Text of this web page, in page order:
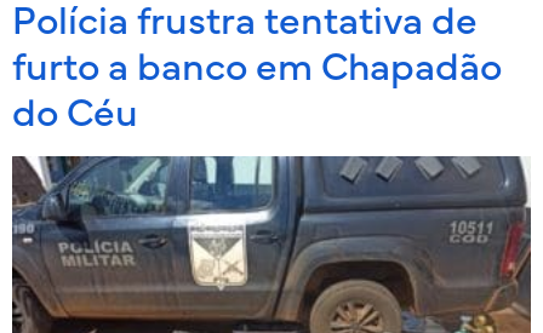
Polícia frustra tentativa de
furto a banco em Chapadão
do Céu